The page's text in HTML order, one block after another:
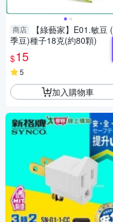
商店
【綠藝家】E01.敏豆
季豆)種子18克(約80顆)
$15
5
加入購物車